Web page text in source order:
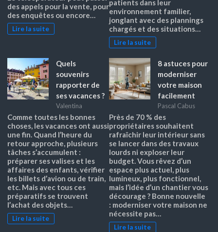
des appels pour la vente, pour
des enquêtes ou encore…
Lire la suite
patients dans leur
environnement familier,
jonglant avec des plannings
chargés et des situations…
Lire la suite
Quels
souvenirs
rapporter de
ses vacances ?
Valentina
Comme toutes les bonnes
choses, les vacances ont aussi
une fin. Quand l’heure du
retour approche, plusieurs
tâches s’accumulent :
préparer ses valises et les
affaires des enfants, vérifier
les billets d’avion ou de train,
etc. Mais avec tous ces
préparatifs se trouvent
l’achat des objets…
Lire la suite
8 astuces pour
moderniser
votre maison
facilement
Pascal Cabus
Près de 70 % des
propriétaires souhaitent
rafraîchir leur intérieur sans
se lancer dans des travaux
lourds ni exploser leur
budget. Vous rêvez d’un
espace plus actuel, plus
lumineux, plus fonctionnel,
mais l’idée d’un chantier vous
décourage ? Bonne nouvelle
: moderniser votre maison ne
nécessite pas…
Lire la suite